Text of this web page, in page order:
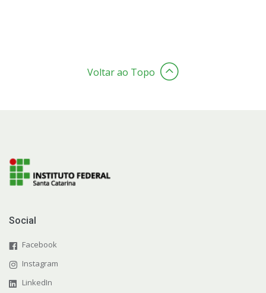
Voltar ao Topo
Social
Facebook
Instagram
LinkedIn